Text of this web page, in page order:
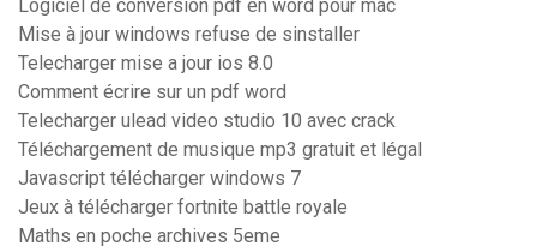
Logiciel de conversion pdf en word pour mac
Mise à jour windows refuse de sinstaller
Telecharger mise a jour ios 8.0
Comment écrire sur un pdf word
Telecharger ulead video studio 10 avec crack
Téléchargement de musique mp3 gratuit et légal
Javascript télécharger windows 7
Jeux à télécharger fortnite battle royale
Maths en poche archives 5eme